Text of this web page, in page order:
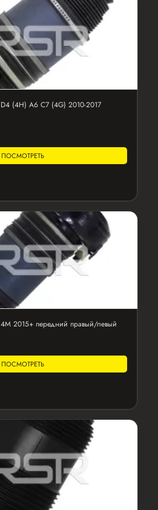
(4H) A6 C7 (4G) 2010-2017
ПОСМОТРЕТЬ
2015+ передний правый/левый
ПОСМОТРЕТЬ